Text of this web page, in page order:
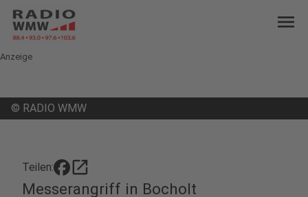
menu
Anzeige
© RADIO WMW
Teilen: open_in_new
Messerangriff in Bocholt